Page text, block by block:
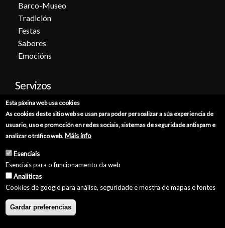
Barco-Museo
Tradición
Festas
Sabores
Emocións
Servizos
Cita previa
Catálogo de trámites
Punto de información catastral
Punto Limpo
© Concello de Burela 2026 //
Esta páxina web usa cookies
As cookies deste sitio web se usan para poder persoalizar a súa experiencia de
usuario, uso e promoción en redes sociais, sistemas de seguridade antispam e
analizar o tráfico web. Máis info
Esenciais
Esenciais para o funcionamento da web
Analiticas
Cookies de google para análise, seguridade e mostra de mapas e fontes
Gardar preferencias